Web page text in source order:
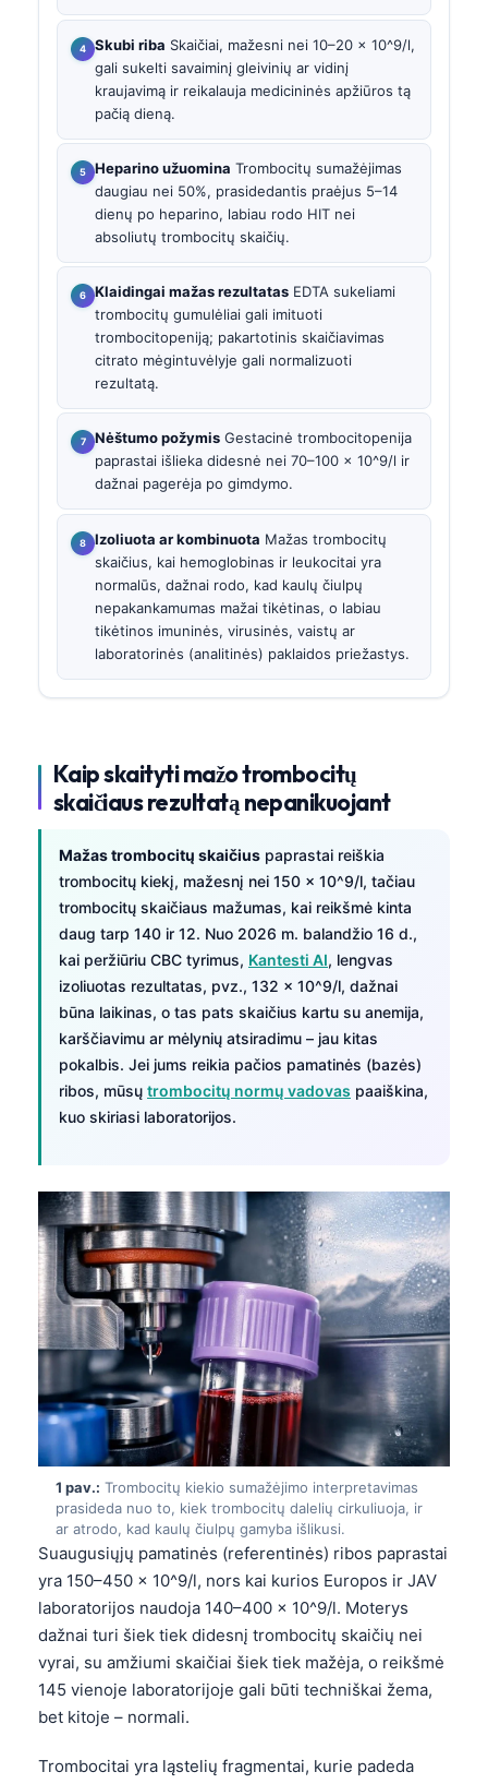
Skubi riba Skaičiai, mažesni nei 10–20 × 10^9/l,
gali sukelti savaiminį gleivinių ar vidinį
kraujavimą ir reikalauja medicininės apžiūros tą
pačią dieną.
Heparino užuomina Trombocitų sumažėjimas
daugiau nei 50%, prasidedantis praėjus 5–14
dienų po heparino, labiau rodo HIT nei
absoliutų trombocitų skaičių.
Klaidingai mažas rezultatas EDTA sukeliami
trombocitų gumulėliai gali imituoti
trombocitopeniją; pakartotinis skaičiavimas
citrato mėgintuvėlyje gali normalizuoti
rezultatą.
Nėštumo požymis Gestacinė trombocitopenija
paprastai išlieka didesnė nei 70–100 × 10^9/l ir
dažnai pagerėja po gimdymo.
Izoliuota ar kombinuota Mažas trombocitų
skaičius, kai hemoglobinas ir leukocitai yra
normalūs, dažnai rodo, kad kaulų čiulpų
nepakankamumas mažai tikėtinas, o labiau
tikėtinos imuninės, virusinės, vaistų ar
laboratorinės (analitinės) paklaidos priežastys.
Kaip skaityti mažo trombocitų
skaičiaus rezultatą nepanikuojant
Mažas trombocitų skaičius paprastai reiškia
trombocitų kiekį, mažesnį nei 150 × 10^9/l, tačiau
trombocitų skaičiaus mažumas, kai reikšmė kinta
daug tarp 140 ir 12. Nuo 2026 m. balandžio 16 d.,
kai peržiūriu CBC tyrimus, Kantesti AI, lengvas
izoliuotas rezultatas, pvz., 132 × 10^9/l, dažnai
būna laikinas, o tas pats skaičius kartu su anemija,
karščiavimu ar mėlynių atsiradimu – jau kitas
pokalbis. Jei jums reikia pačios pamatinės (bazės)
ribos, mūsų trombocitų normų vadovas paaiškina,
kuo skiriasi laboratorijos.
1 pav.: Trombocitų kiekio sumažėjimo interpretavimas
prasideda nuo to, kiek trombocitų dalelių cirkuliuoja, ir
ar atrodo, kad kaulų čiulpų gamyba išlikusi.
Suaugusiųjų pamatinės (referentinės) ribos paprastai
yra 150–450 × 10^9/l, nors kai kurios Europos ir JAV
laboratorijos naudoja 140–400 × 10^9/l. Moterys
dažnai turi šiek tiek didesnį trombocitų skaičių nei
vyrai, su amžiumi skaičiai šiek tiek mažėja, o reikšmė
145 vienoje laboratorijoje gali būti techniškai žema,
bet kitoje – normali.
Trombocitai yra ląstelių fragmentai, kurie padeda